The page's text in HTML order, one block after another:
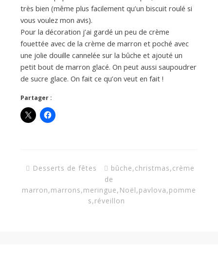
très bien (même plus facilement qu’un biscuit roulé si
vous voulez mon avis).
Pour la décoration j’ai gardé un peu de crème
fouettée avec de la crème de marron et poché avec
une jolie douille cannelée sur la bûche et ajouté un
petit bout de marron glacé. On peut aussi saupoudrer
de sucre glace. On fait ce qu’on veut en fait !
Partager :
Desserts de fêtes bûche,christmas,crème
de
marron,marrons,meringue, Noël,pavlova,pomme
s,réveillon